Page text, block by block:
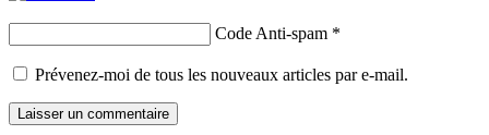
Code Anti-spam *
Prévenez-moi de tous les nouveaux articles par e-mail.